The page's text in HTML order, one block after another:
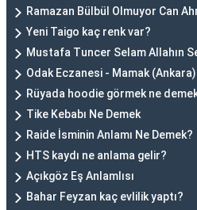
Ramazan Bülbül Olmuyor Can
Yeni Taigo kaç renk var?
Mustafa Tuncer Selam Allahın
Odak Eczanesi - Mamak (Ankara)
Rüyada hoodie görmek ne
Tike Kebabı Ne Demek
Raide İsminin Anlamı Ne Demek?
HTS kaydı ne anlama gelir?
Açıkgöz Eş Anlamlısı
Bahar Feyzan kaç evlilik yaptı?